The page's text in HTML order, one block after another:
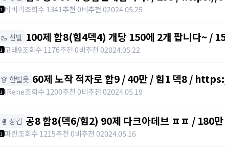
https://open.kakao.com/o/gaBgfYeg
1 바버리조회수 1341추천 0비추천 02024.05.25
🥾 신발 100제 합8(힘4덱4) 개당 150에 2개 팝니다~ /
https://open.kakao.com/o/svENRw7f
1 고래9조회수 1176추천 0비추천 02024.05.22
👗 한벌옷 60제 노작 적자로 합9 / 40만 / 힘1 덱8 /
1 iRene조회수 1200추천 0비추천 02024.05.19
🥊 장갑 공8 합8(덱6/힘2) 90제 다크아데브 ㅍㅍ / 180만
1 파란조회수 1215추천 0비추천 02024.05.16